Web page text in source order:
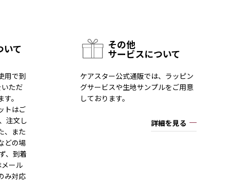
いて
用で到
ただ
。
トはご
注文し
、また
どの場
、到着
ール
み対応
その他
サービスについて
ケアスター公式通販では、ラッピン
グサービスや生地サンプルをご用意
しております。
詳細を見る